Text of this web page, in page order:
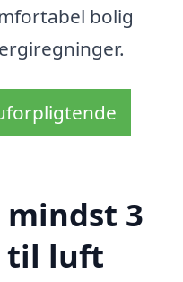
bolig
3
til luft